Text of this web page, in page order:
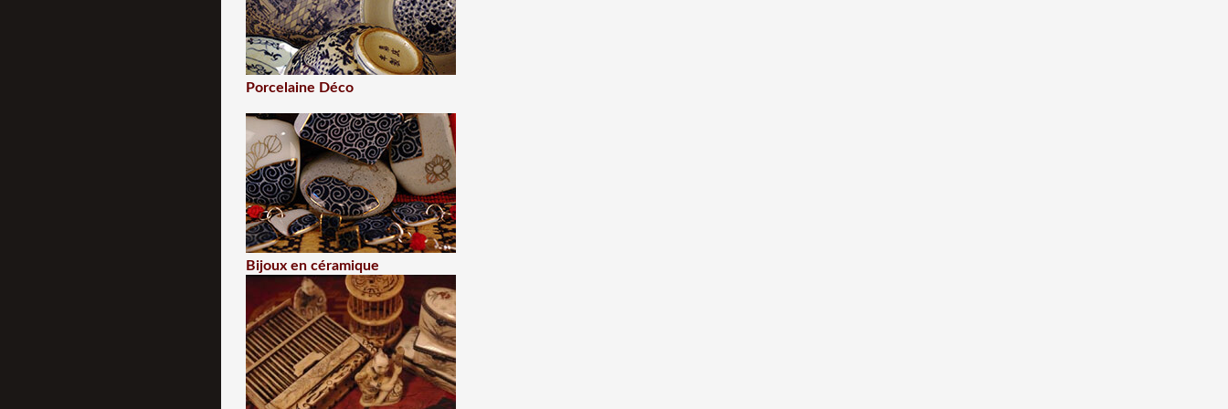
Porcelaine Déco
Bijoux en céramique